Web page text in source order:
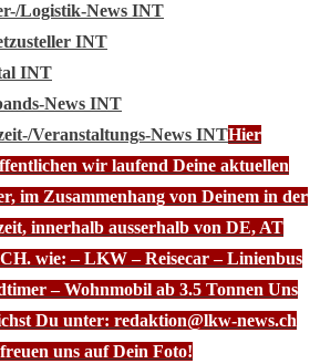
Logistik-News INT
INT
INT
News INT
Veranstaltungs-News INTHier
wir laufend Deine aktuellen
im Zusammenhang von Deinem in der
innerhalb ausserhalb von DE, AT
wie: – LKW – Reisecar – Linienbus
– Wohnmobil ab 3.5 Tonnen Uns
Du unter: redaktion@lkw-news.ch
uns auf Dein Foto!